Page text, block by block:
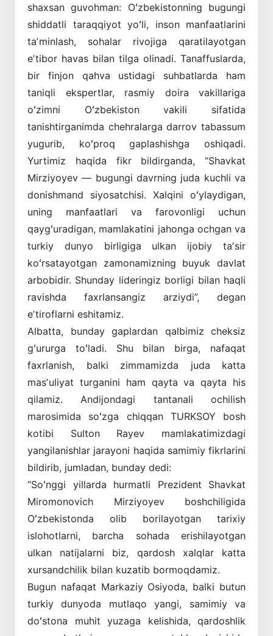
shaxsan guvohman: Oʻzbekistonning bugungi
shiddatli taraqqiyot yoʻli, inson manfaatlarini
taʼminlash, sohalar rivojiga qaratilayotgan
eʼtibor havas bilan tilga olinadi. Tanaffuslarda,
bir finjon qahva ustidagi suhbatlarda ham
taniqli ekspertlar, rasmiy doira vakillariga
oʻzimni Oʻzbekiston vakili sifatida
tanishtirganimda chehralarga darrov tabassum
yugurib, koʻproq gaplashishga oshiqadi.
Yurtimiz haqida fikr bildirganda, “Shavkat
Mirziyoyev — bugungi davrning juda kuchli va
donishmand siyosatchisi. Xalqini oʻylaydigan,
uning manfaatlari va farovonligi uchun
qaygʻuradigan, mamlakatini jahonga ochgan va
turkiy dunyo birligiga ulkan ijobiy taʼsir
koʻrsatayotgan zamonamizning buyuk davlat
arbobidir. Shunday lideringiz borligi bilan haqli
ravishda faxrlansangiz arziydi”, degan
eʼtiroflarni eshitamiz.
Albatta, bunday gaplardan qalbimiz cheksiz
gʻururga toʻladi. Shu bilan birga, nafaqat
faxrlanish, balki zimmamizda juda katta
masʼuliyat turganini ham qayta va qayta his
qilamiz. Andijondagi tantanali ochilish
marosimida soʻzga chiqqan TURKSOY bosh
kotibi Sulton Rayev mamlakatimizdagi
yangilanishlar jarayoni haqida samimiy fikrlarini
bildirib, jumladan, bunday dedi:
“Soʻnggi yillarda hurmatli Prezident Shavkat
Miromonovich Mirziyoyev boshchiligida
Oʻzbekistonda olib borilayotgan tarixiy
islohotlarni, barcha sohada erishilayotgan
ulkan natijalarni biz, qardosh xalqlar katta
xursandchilik bilan kuzatib bormoqdamiz.
Bugun nafaqat Markaziy Osiyoda, balki butun
turkiy dunyoda mutlaqo yangi, samimiy va
doʻstona muhit yuzaga kelishida, qardoshlik